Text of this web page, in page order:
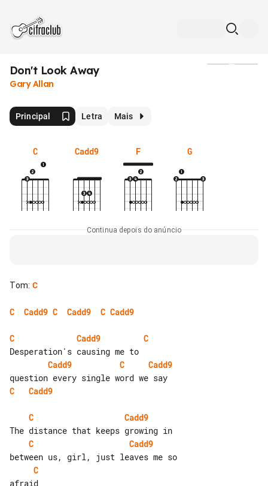
Don't Look Away
Gary Allan
Principal Letra Mais
C Cadd9 F G
Continua depois do anúncio
Tom: C
C Cadd9 C Cadd9 C Cadd9
C Cadd9
C
Cadd9
C
Cadd9
C
Cadd9
C
Cadd9
C
Cadd9
C